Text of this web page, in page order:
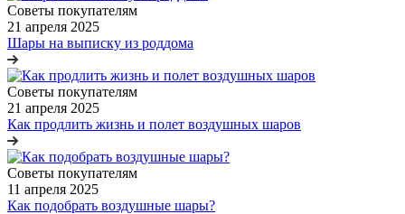
Советы покупателям
21 апреля 2025
Шары на выписку из роддома
Советы покупателям
21 апреля 2025
Как продлить жизнь и полет воздушных шаров
Советы покупателям
11 апреля 2025
Как подобрать воздушные шары?